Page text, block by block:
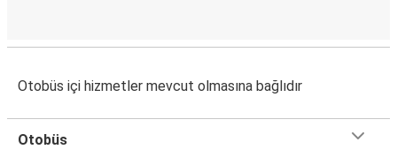
Otobüs içi hizmetler mevcut olmasına bağlıdır
Otobüs